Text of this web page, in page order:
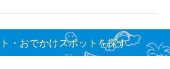
・おでかけスポットを探す